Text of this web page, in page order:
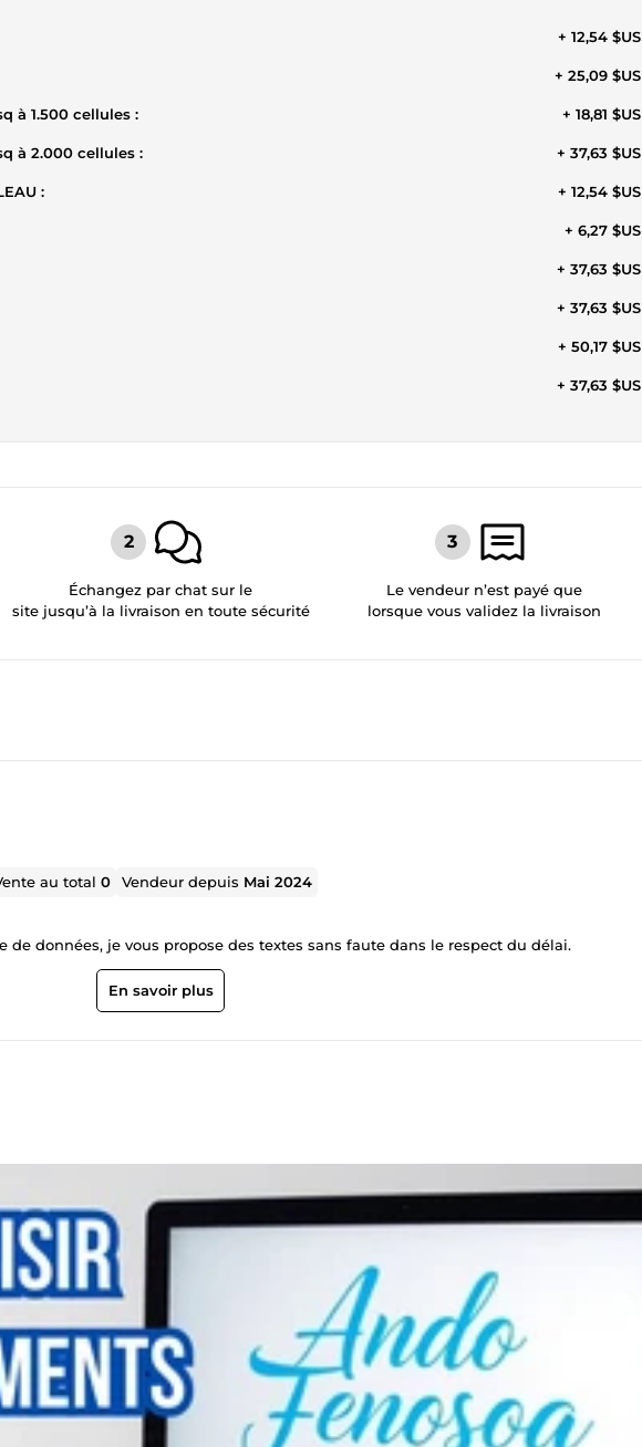
+ 12,54 $US
+ 25,09 $US
à 1.500 cellules : + 18,81 $US
à 2.000 cellules : + 37,63 $US
: + 12,54 $US
+ 6,27 $US
+ 37,63 $US
+ 37,63 $US
+ 50,17 $US
+ 37,63 $US
Échangez par chat sur le
site jusqu’à la livraison en toute sécurité
Le vendeur n’est payé que
lorsque vous validez la livraison
au total0 Vendeur depuis Mai 2024
de données, je vous propose des textes sans faute dans le respect du délai.
En savoir plus